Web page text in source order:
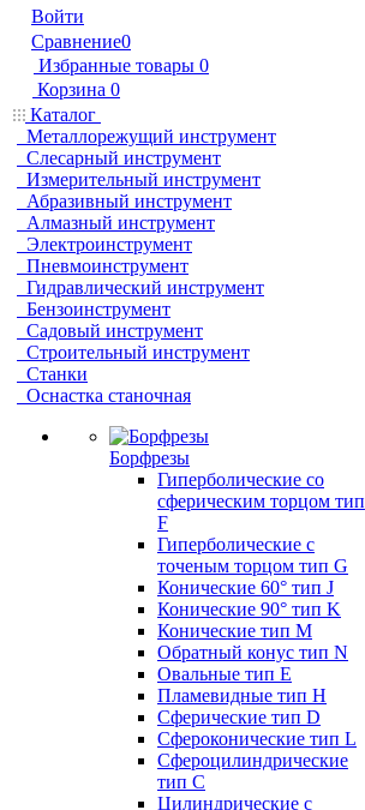
Войти
Сравнение0
Избранные товары 0
Корзина 0
Каталог
Металлорежущий инструмент
Слесарный инструмент
Измерительный инструмент
Абразивный инструмент
Алмазный инструмент
Электроинструмент
Пневмоинструмент
Гидравлический инструмент
Бензоинструмент
Садовый инструмент
Строительный инструмент
Станки
Оснастка станочная
Борфрезы
Гиперболические cо
сферическим торцом тип
F
Гиперболические с
точеным торцом тип G
Конические 60° тип J
Конические 90° тип K
Конические тип M
Обратный конус тип N
Овальные тип E
Пламевидные тип H
Сферические тип D
Сфероконические тип L
Сфероцилиндрические
тип C
Цилиндрические с